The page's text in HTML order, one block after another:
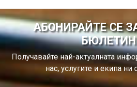
АБОНИРАЙТЕ СЕ
БЮЛЕТИН
Получавайте най-актуалната
нас, услугите и екипа ни